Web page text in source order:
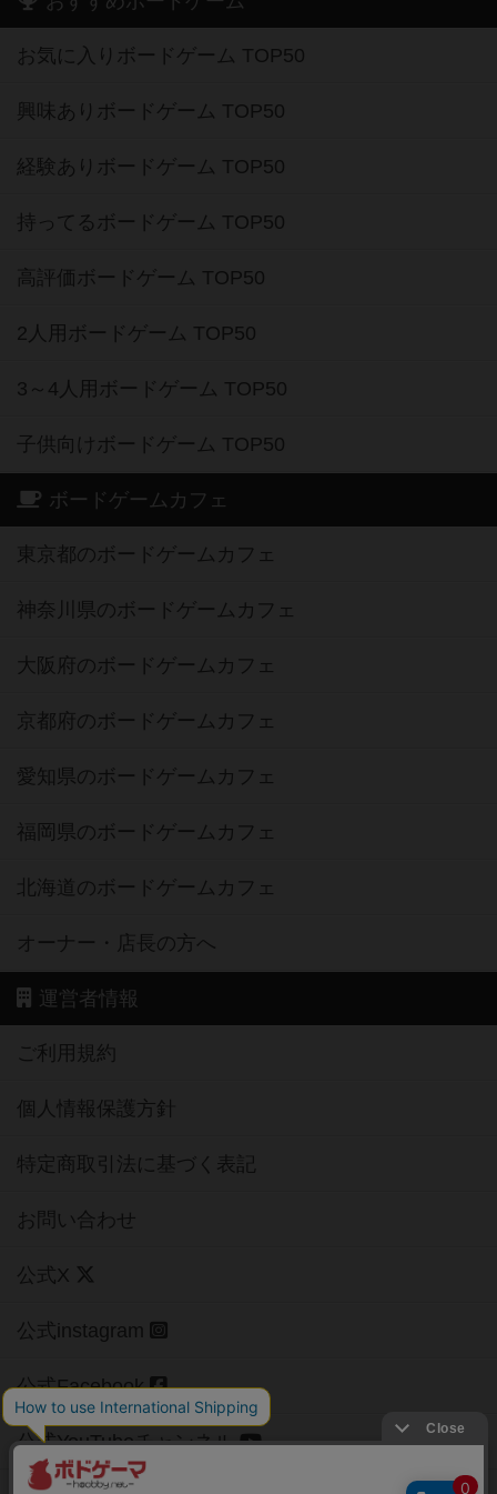
お気に入りボードゲーム TOP50
興味ありボードゲーム TOP50
経験ありボードゲーム TOP50
持ってるボードゲーム TOP50
高評価ボードゲーム TOP50
2人用ボードゲーム TOP50
3～4人用ボードゲーム TOP50
子供向けボードゲーム TOP50
ボードゲームカフェ
東京都のボードゲームカフェ
神奈川県のボードゲームカフェ
大阪府のボードゲームカフェ
京都府のボードゲームカフェ
愛知県のボードゲームカフェ
福岡県のボードゲームカフェ
北海道のボードゲームカフェ
オーナー・店長の方へ
運営者情報
ご利用規約
個人情報保護方針
特定商取引法に基づく表記
お問い合わせ
公式X
公式instagram
公式Facebook
公式YouTubeチャンネル